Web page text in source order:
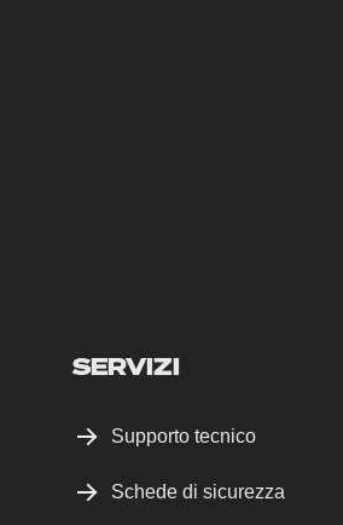
SERVIZI
Supporto tecnico
Schede di sicurezza